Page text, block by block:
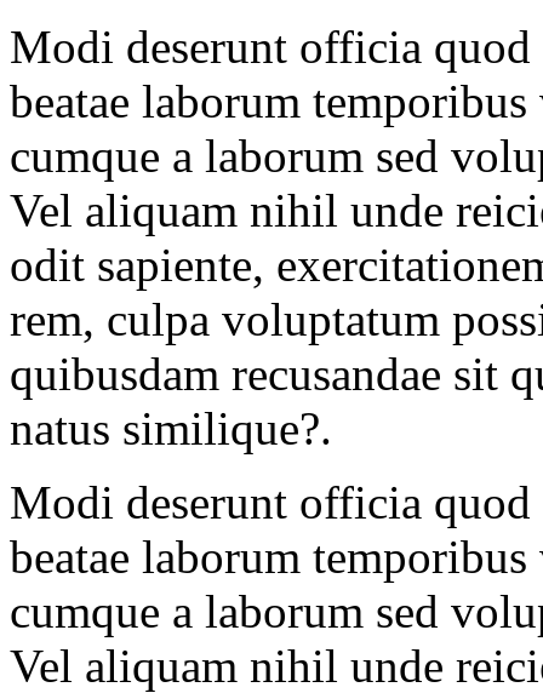
Modi deserunt officia
beatae laborum
cumque a laborum sed
Vel aliquam nihil unde
odit sapiente,
rem, culpa voluptatum
quibusdam recusandae sit
natus similique?.
Modi deserunt officia
beatae laborum
cumque a laborum sed
Vel aliquam nihil unde